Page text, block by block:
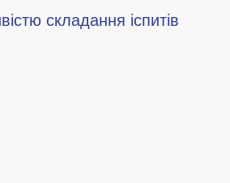
складання іспитів